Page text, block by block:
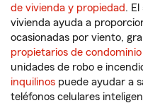
de vivienda y propiedad.
vivienda ayuda a
ocasionadas por viento,
propietarios de condominio
unidades de robo e
inquilinos puede ayudar a
teléfonos celulares